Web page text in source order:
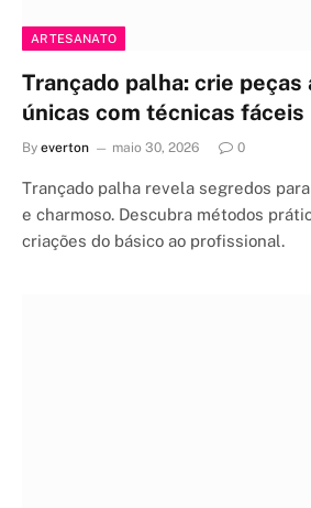
ARTESANATO
Trançado palha: crie peças
únicas com técnicas fáceis
By everton maio 30, 2026 0
Trançado palha revela segredos
e charmoso. Descubra métodos
criações do básico ao profissional.